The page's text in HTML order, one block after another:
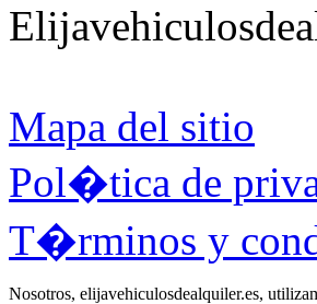
Mapa del sitio
Pol�tica de
T�rminos y
Nosotros, elijavehiculosdealquiler.es,